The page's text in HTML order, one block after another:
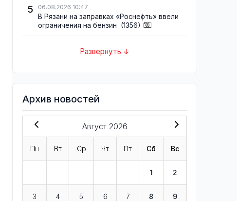
5 06.08.2026 10:47
В Рязани на заправках «Роснефть» ввели
ограничения на бензин (1356)
Развернуть ↓
Архив новостей
Август 2026
Пн Вт Ср Чт Пт Сб Вс
1 2
3 4 5 6 7 8 9